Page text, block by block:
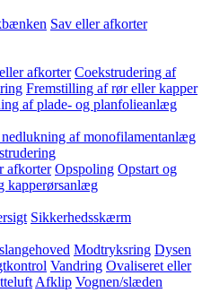
Sav eller afkorter
afkorter Coekstrudering af
Fremstilling af rør eller kapper
af plade- og planfolieanlæg
af monofilamentanlæg
afkorter Opspoling Opstart og
kapperørsanlæg
Sikkerhedsskærm
Modtryksring Dysen
Vandring Ovaliseret eller
Afklip Vognen/slæden